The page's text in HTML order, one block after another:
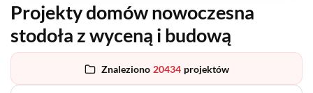
Projekty domów nowoczesna
stodoła z wyceną i budową
Znaleziono 20434 projektów